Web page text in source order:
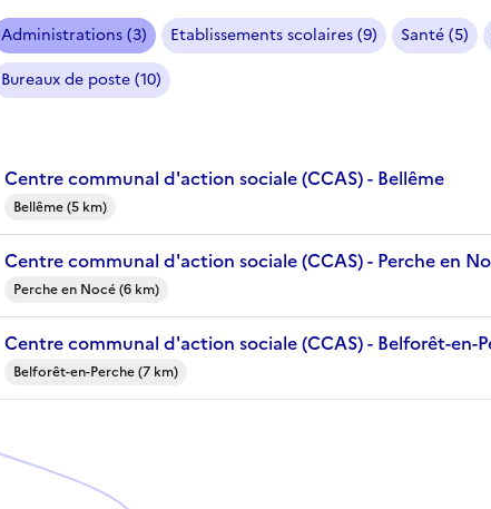
Administrations (3) Etablissements scolaires (9) Santé (5)
Bureaux de poste (10)
Centre communal d'action sociale (CCAS) - Bellême
Bellême (5 km)
Centre communal d'action sociale (CCAS) - Perche en
Perche en Nocé (6 km)
Centre communal d'action sociale (CCAS) - Belforêt-en-
Belforêt-en-Perche (7 km)